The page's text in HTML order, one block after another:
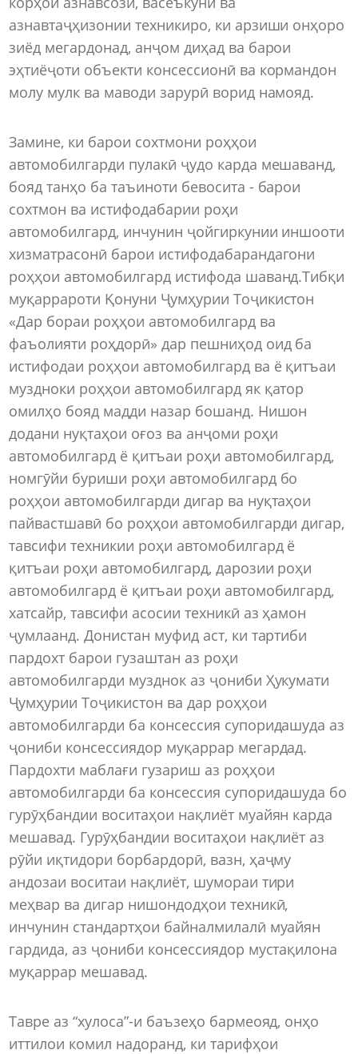
азнавтаҷҳизонии техникиро, ки арзиши онҳоро
зиёд мегардонад, анҷом диҳад ва барои
эҳтиёҷоти объекти консессионӣ ва кормандон
молу мулк ва маводи зарурӣ ворид намояд.
Замине, ки барои сохтмони роҳҳои
автомобилгарди пулакӣ ҷудо карда мешаванд,
бояд танҳо ба таъиноти бевосита - барои
сохтмон ва истифодабарии роҳи
автомобилгард, инчунин ҷойгиркунии иншооти
хизматрасонӣ барои истифодабарандагони
роҳҳои автомобилгард истифода шаванд.Тибқи
муқаррароти Қонуни Ҷумҳурии Тоҷикистон
«Дар бораи роҳҳои автомобилгард ва
фаъолияти роҳдорӣ» дар пешниҳод оид ба
истифодаи роҳҳои автомобилгард ва ё қитъаи
муздноки роҳҳои автомобилгард як қатор
омилҳо бояд мадди назар бошанд. Нишон
додани нуқтаҳои оғоз ва анҷоми роҳи
автомобилгард ё қитъаи роҳи автомобилгард,
номгӯйи буриши роҳи автомобилгард бо
роҳҳои автомобилгарди дигар ва нуқтаҳои
пайвастшавӣ бо роҳҳои автомобилгарди дигар,
тавсифи техникии роҳи автомобилгард ё
қитъаи роҳи автомобилгард, дарозии роҳи
автомобилгард ё қитъаи роҳи автомобилгард,
хатсайр, тавсифи асосии техникӣ аз ҳамон
ҷумлаанд. Донистан муфид аст, ки тартиби
пардохт барои гузаштан аз роҳи
автомобилгарди музднок аз ҷониби Ҳукумати
Ҷумҳурии Тоҷикистон ва дар роҳҳои
автомобилгарди ба консессия супоридашуда аз
ҷониби консессиядор муқаррар мегардад.
Пардохти маблағи гузариш аз роҳҳои
автомобилгарди ба консессия супоридашуда бо
гурӯҳбандии воситаҳои нақлиёт муайян карда
мешавад. Гурӯҳбандии воситаҳои нақлиёт аз
рӯйи иқтидори борбардорӣ, вазн, ҳаҷму
андозаи воситаи нақлиёт, шумораи тири
меҳвар ва дигар нишондодҳои техникӣ,
инчунин стандартҳои байналмилалӣ муайян
гардида, аз ҷониби консессиядор мустақилона
муқаррар мешавад.
Тавре аз “хулоса”-и баъзеҳо бармеояд, онҳо
иттилои комил надоранд, ки тарифҳои